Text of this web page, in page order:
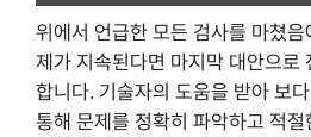
위에서 언급한 모든 검사를 마쳤
제가 지속된다면 마지막 대안으로
합니다. 기술자의 도움을 받아 보
통해 문제를 정확히 파악하고 적